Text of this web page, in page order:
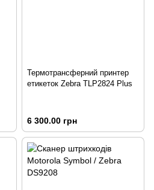
Термотрансферний принтер
етикеток Zebra TLP2824 Plus
6 300.00 грн